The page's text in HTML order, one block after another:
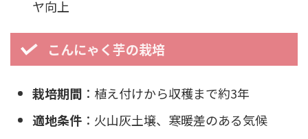
ヤ向上
こんにゃく芋の栽培
栽培期間 ：植え付けから収穫まで約3年
適地条件 ：火山灰土壌、寒暖差のある気候